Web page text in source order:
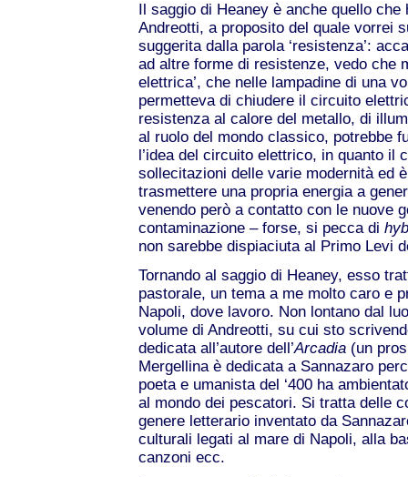
Il saggio di Heaney è anche quello
Andreotti, a proposito del quale vorrei
suggerita dalla parola ‘resistenza’:
ad altre forme di resistenze, vedo che
elettrica’, che nelle lampadine di una
permetteva di chiudere il circuito
resistenza al calore del metallo, di
al ruolo del mondo classico, potrebbe
l’idea del circuito elettrico, in quanto
sollecitazioni delle varie modernità ed
trasmettere una propria energia a
venendo però a contatto con le nuove
contaminazione – forse, si pecca di
non sarebbe dispiaciuta al Primo Levi
Tornando al saggio di Heaney, esso
pastorale, un tema a me molto caro e
Napoli, dove lavoro. Non lontano dal
volume di Andreotti, su cui sto
dedicata all’autore dell’Arcadia (un
Mergellina è dedicata a Sannazaro
poeta e umanista del ‘400 ha
al mondo dei pescatori. Si tratta delle
genere letterario inventato da
culturali legati al mare di Napoli, alla
canzoni ecc. ​